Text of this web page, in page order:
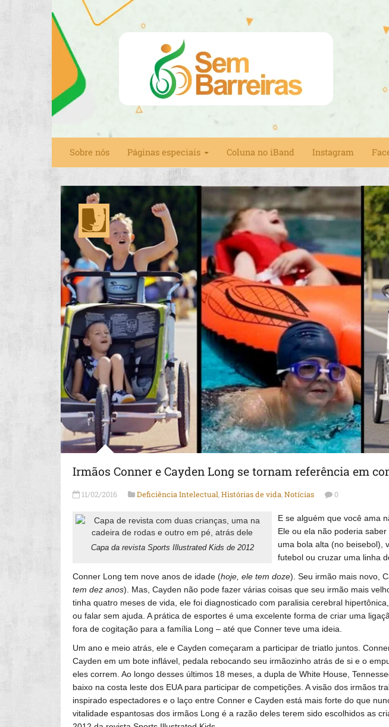
Sobre nós Páginas especiais Coluna no iBand Instagram
Irmãos Conner e Cayden Long se tornam referência em
11/02/2016 Deficiência Intelectual Histórias de vida Notícias 0
Capa da revista Sports Illustrated Kids de 2012
E se alguém que você ama
Ele ou ela não poderia
uma bola alta (no beisebol),
futebol ou cruzar uma linha
Conner Long tem nove anos de idade (hoje, ele tem doze). Seu irmão mais novo,
tem dez anos). Mas, Cayden não pode fazer várias coisas que seu irmão mais
tinha quatro meses de vida, ele foi diagnosticado com paralisia cerebral
ou falar sem ajuda. A prática de esportes é uma excelente forma de criar uma
fora de cogitação para a família Long – até que Conner teve uma ideia.
Um ano e meio atrás, ele e Cayden começaram a participar de triatlo juntos.
Cayden em um bote inflável, pedala rebocando seu irmãozinho atrás de si e o
eles correm. Ao longo desses últimos 18 meses, a dupla de White House,
baixo na costa leste dos EUA para participar de competições. A visão dos irmãos
inspirado espectadores e o laço entre Conner e Cayden está mais forte do que
vitalidade espantosas dos irmãos Long é a razão deles terem sido escolhidos as